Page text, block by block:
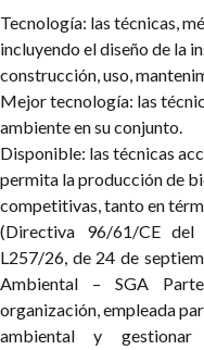
Tecnología: las técnicas,
incluyendo el diseño de la
construcción, uso,
Mejor tecnología: las
ambiente en su conjunto.
Disponible: las técnicas
permita la producción de
competitivas, tanto en
(Directiva 96/61/CE del
L257/26, de 24 de
Ambiental – SGAParte
organización, empleada
ambiental y gestionar